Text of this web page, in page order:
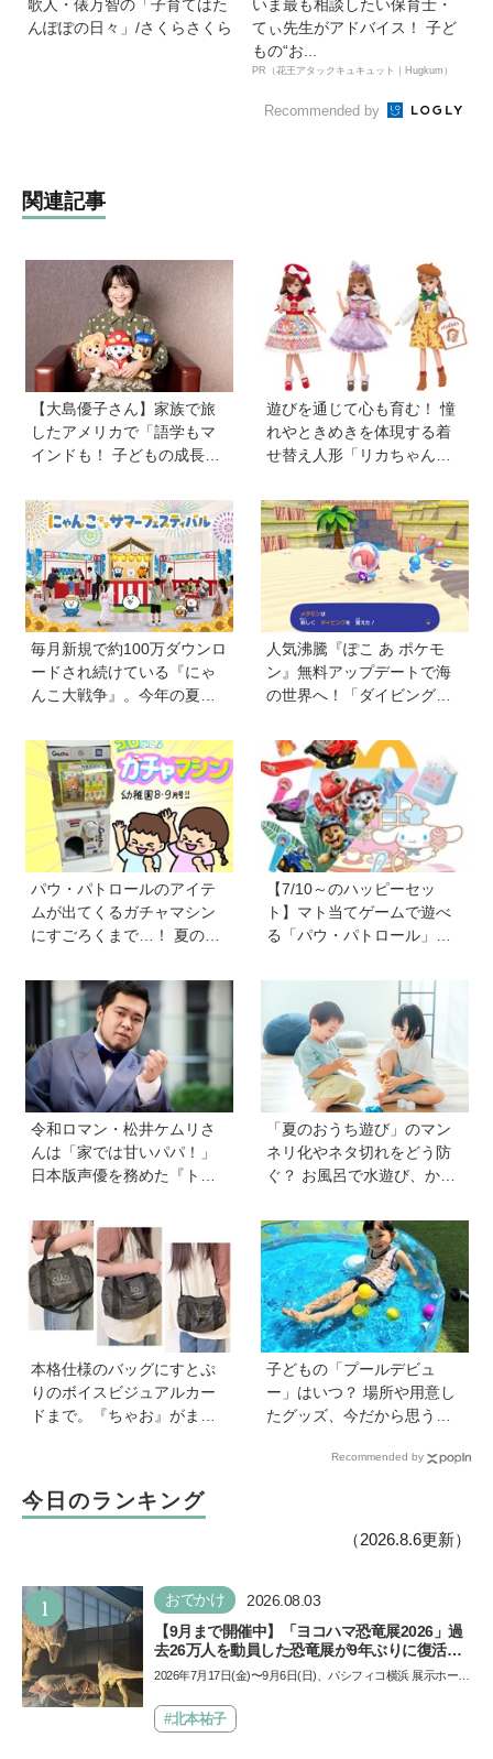
歌人・俵万智の「子育てはた
んぽぽの日々」/さくらさくら
いま最も相談したい保育士・
てぃ先生がアドバイス！ 子ど
もの“お...
PR（花王アタックキュキュット｜Hugkum）
Recommended by
関連記事
【大島優子さん】家族で旅
したアメリカで「語学もマ
インドも！ 子どもの成長は
た映画『パウ・パトロール
ザ・ダイノ・ムービー』で
はあきらめなければ何でも
できると子どもに知ってほ
しい
遊びを通じて心も育む！ 憧
れやときめきを体現する着
せ替え人形「リカちゃん」
けよう
毎月新規で約100万ダウンロ
ードされ続けている『にゃ
んこ大戦争』。今年の夏は
人までファンがいるのはな
ぜ？
人気沸騰『ぽこ あ ポケモ
ン』無料アップデートで海
の世界へ！「ダイビング」
る追加コンテンツも登場
パウ・パトロールのアイテ
ムが出てくるガチャマシン
にすごろくまで…！ 夏のお
イテムがいっぱい【雑誌
『幼稚園』8・9月号付録】
【7/10～のハッピーセッ
ト】マト当てゲームで遊べ
る「パウ・パトロール」＆
「シナモロール」が登場！
新しい「ほんのハッピーセ
ット」にも注目
令和ロマン・松井ケムリさ
んは「家では甘いパパ！」
日本版声優を務めた『ト
ジタル機器と子どもの関わ
り方に悩むパパママに観て
ほしい。子どもが観ればお
もちゃへの気持ちが変わる
かも！？」
「夏のおうち遊び」のマン
ネリ化やネタ切れをどう防
ぐ？ お風呂で水遊び、かき
に聞いたアイデアを紹介！
【HugKum総研】
本格仕様のバッグにすとぷ
りのボイスビジュアルカー
ドまで。『ちゃお』がまた
子どもの「プールデビュ
ー」はいつ？ 場所や用意し
たグッズ、今だから思う
ピソードを紹介《HugKum
Recommended by
今日のランキング
（2026.8.6更新）
1 おでかけ 2026.08.03
【9月まで開催中】「ヨコハマ恐竜展2026」過
去26万人を動員した恐竜展が9年ぶりに復活！
夏休みのおでかけで楽しむポイントを完全ガイ
2026年7月17日(金)〜9月6日(日)、パシフィコ横浜 展示ホール
催…#北本祐子